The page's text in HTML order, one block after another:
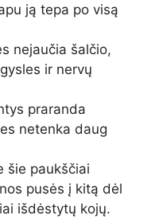
ją tepa po visą
nejaučia šalčio,
ir nervų
praranda
netenka daug
šie paukščiai
pusės į kitą dėl
išdėstytų kojų.